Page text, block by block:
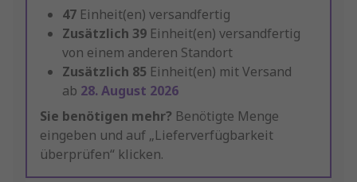
47 Einheit(en) versandfertig
Zusätzlich 39 Einheit(en) versandfertig
von einem anderen Standort
Zusätzlich 85 Einheit(en) mit Versand
ab 28. August 2026
Sie benötigen mehr? Benötigte Menge
eingeben und auf „Lieferverfügbarkeit
überprüfen“ klicken.